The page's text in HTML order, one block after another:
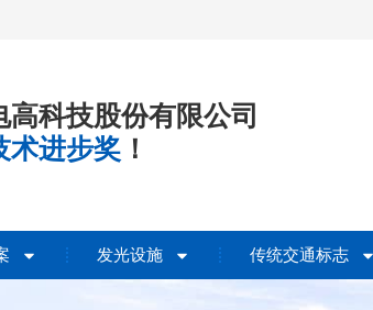
科技股份有限公司
术进步奖 ！
发光设施 传统交通标志